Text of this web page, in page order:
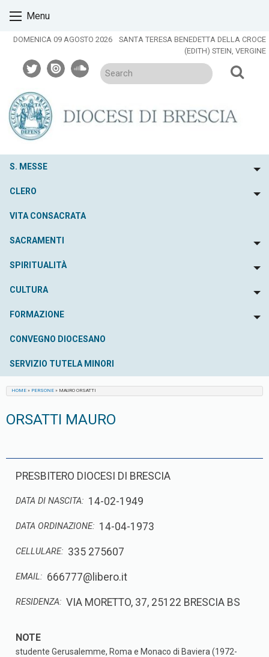
content
Menu
DOMENICA 09 AGOSTO 2026
SANTA TERESA BENEDETTA DELLA CROCE
(EDITH) STEIN, VERGINE
twitterissuusoundcloud
S. MESSE
CLERO
VITA CONSACRATA
SACRAMENTI
SPIRITUALITÀ
CULTURA
FORMAZIONE
CONVEGNO DIOCESANO
SERVIZIO TUTELA MINORI
HOME » PERSONE » MAURO ORSATTI
ORSATTI MAURO
PRESBITERO DIOCESI DI BRESCIA
DATA DI NASCITA: 14-02-1949
DATA ORDINAZIONE: 14-04-1973
CELLULARE: 335 275607
EMAIL: 666777@libero.it
RESIDENZA: VIA MORETTO, 37, 25122 BRESCIA BS
studente Gerusalemme, Roma e Monaco di Baviera (1972-